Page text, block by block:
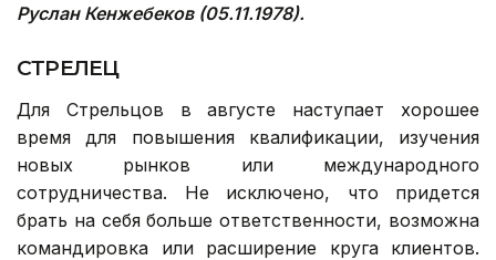
Руслан Кенжебеков (05.11.1978).
СТРЕЛЕЦ
Для Стрельцов в августе наступает хорошее
время для повышения квалификации, изучения
новых рынков или международного
сотрудничества. Не исключено, что придется
брать на себя больше ответственности, возможна
командировка или расширение круга клиентов.